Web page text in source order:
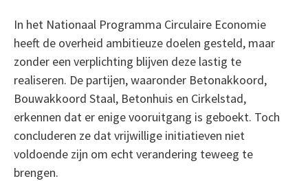
In het Nationaal Programma Circulaire Economie
heeft de overheid ambitieuze doelen gesteld, maar
zonder een verplichting blijven deze lastig te
realiseren. De partijen, waaronder Betonakkoord,
Bouwakkoord Staal, Betonhuis en Cirkelstad,
erkennen dat er enige vooruitgang is geboekt. Toch
concluderen ze dat vrijwillige initiatieven niet
voldoende zijn om echt verandering teweeg te
brengen.